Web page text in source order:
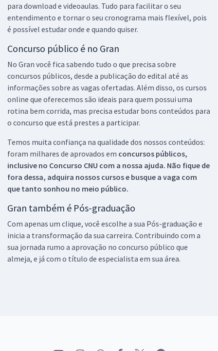
para download e videoaulas. Tudo para facilitar o seu
entendimento e tornar o seu cronograma mais flexível, pois
é possível estudar onde e quando quiser.
Concurso público é no Gran
No Gran você fica sabendo tudo o que precisa sobre
concursos públicos, desde a publicação do edital até as
informações sobre as vagas ofertadas. Além disso, os cursos
online que oferecemos são ideais para quem possui uma
rotina bem corrida, mas precisa estudar bons conteúdos para
o concurso que está prestes a participar.
Temos muita confiança na qualidade dos nossos conteúdos:
foram milhares de aprovados em concursos públicos,
inclusive no Concurso CNU com a nossa ajuda. Não fique de
fora dessa, adquira nossos cursos e busque a vaga com
que tanto sonhou no meio público.
Gran também é Pós-graduação
Com apenas um clique, você escolhe a sua Pós-graduação e
inicia a transformação da sua carreira. Contribuindo com a
sua jornada rumo a aprovação no concurso público que
almeja, e já com o título de especialista em sua área.